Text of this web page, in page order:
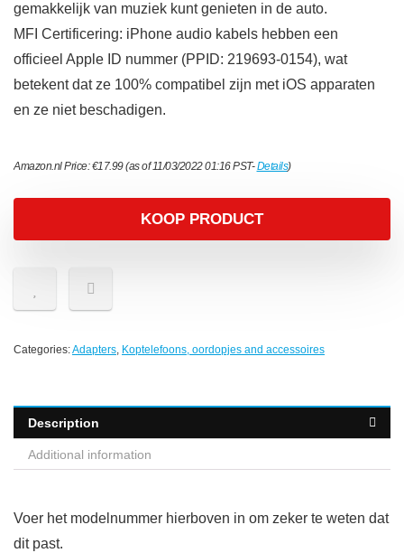
gemakkelijk van muziek kunt genieten in de auto.
MFI Certificering: iPhone audio kabels hebben een
officieel Apple ID nummer (PPID: 219693-0154), wat
betekent dat ze 100% compatibel zijn met iOS apparaten
en ze niet beschadigen.
Amazon.nl Price:€17.99(as of 11/03/2022 01:16 PST-Details)
KOOP PRODUCT
Categories:Adapters, Koptelefoons, oordopjes and accessoires
Description
Additional information
Voer het modelnummer hierboven in om zeker te weten dat
dit past.